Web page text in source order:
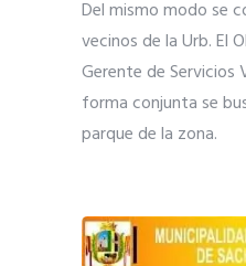
Del mismo modo se
vecinos de la Urb. El
Gerente de Servicios
forma conjunta se
parque de la zona.